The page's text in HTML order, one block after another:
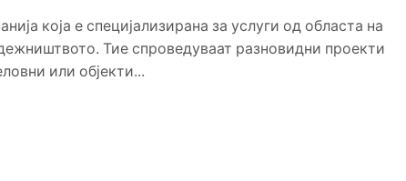
која е специјализирана за услуги од областа на
Тие спроведуваат разновидни проекти
или објекти...